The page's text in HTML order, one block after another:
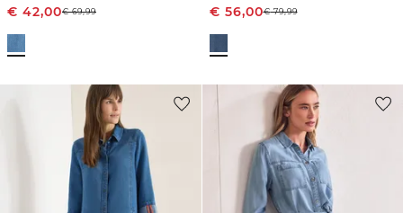
€ 42,00€69,99
€ 56,00€79,99